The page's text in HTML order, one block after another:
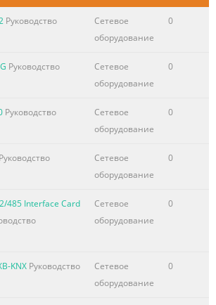
Руководство
Сетевое
оборудование
0
Руководство
Сетевое
оборудование
0
Руководство
Сетевое
оборудование
0
Руководство
Сетевое
оборудование
0
485 Interface Card
Сетевое
оборудование
0
KNX Руководство
Сетевое
оборудование
0